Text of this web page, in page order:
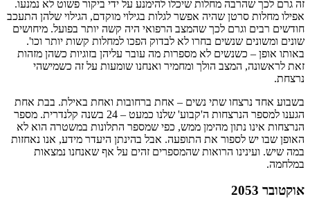
זה גרם לכך שהרבה מחלות שיכלו להימנע על ידי ביקור פשוט לא נמנעו.
אפילו מחלות סרטן שהיה אפשר לגלות בגילוי מוקדם, הגילוי שלהן התעכב
חודשים רבים וגרם לכך שהמצב הרפואי היה קשה יותר בפועל. מיחושים
שונים ומשונים שנשים בחרו לא לבדוק הפכו למחלות קשות יותר וכו'.
באותו אופן – כשנשים לא מספרות מה עובר עליהן בזוגיות כשהן מזהות
זאת לראשונה, המצב הולך ומחמיר ואנחנו שומעות על זה כשמישהי
נרצחת.
בשבוע אחד נרצחו שתי נשים – אחת ברחובות ואחת באילת. בבת אחת
הגענו למספר הנרצחות ה'קבוע' שלנו כמעט – 24 בשנה קלנדרית. מספר
הנרצחות אינו נתון מהימן ממש, כפי שמספר התלונות במשטרה הוא לא
האופן שבו יש לספור את התופעה. אבל בהינתן היעדר מידע, אנו נאחזות
במה שיש. ועינינו הרואות שהמספרים זהים על אף שאנחנו נמצאות
במלחמה.
אוקטובר 2053